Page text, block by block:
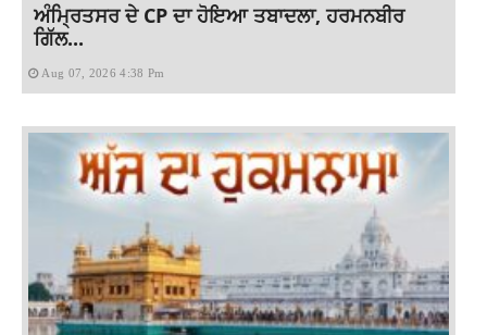
ਅੰਮ੍ਰਿਤਸਰ ਦੇ CP ਦਾ ਹੋਇਆ ਤਬਾਦਲਾ, ਹਰਮਨਬੀਰ
ਗਿੱਲ...
Aug 07, 2026 4:38 Pm